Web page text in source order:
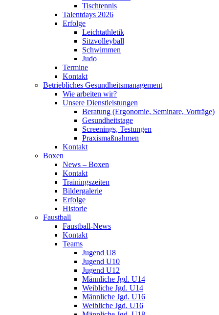
Tischtennis
Talentdays 2026
Erfolge
Leichtathletik
Sitzvolleyball
Schwimmen
Judo
Termine
Kontakt
Betriebliches Gesundheits­management
Wie arbeiten wir?
Unsere Dienstleistungen
Beratung (Ergonomie, Seminare, Vorträge)
Gesundheitstage
Screenings, Testungen
Praxismaßnahmen
Kontakt
Boxen
News – Boxen
Kontakt
Trainingszeiten
Bildergalerie
Erfolge
Historie
Faustball
Faustball-News
Kontakt
Teams
Jugend U8
Jugend U10
Jugend U12
Männliche Jgd. U14
Weibliche Jgd. U14
Männliche Jgd. U16
Weibliche Jgd. U16